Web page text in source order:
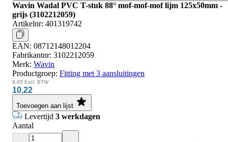
Wavin Wadal PVC T-stuk 88° mof-mof-mof lijm 125x50mm -
grijs (3102212059)
Artikelnr: 401319742
EAN: 08712148012204
Fabrikantnr: 3102212059
Merk: Wavin
Productgroep: Fitting met 3 aansluitingen
8,45 Excl. BTW
10,22
Toevoegen aan lijst
Levertijd 3 werkdagen
Aantal